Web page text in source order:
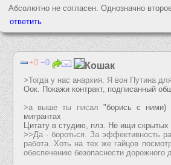
Абсолютно не согласен. Однозначно
0 0 Кошак
>Тогда у нас анархия. Я вон Путина
Оок. Покажи контракт, подписанный
>а выше ты писал "борись с ними)
мигрантах
Цитату в студию, плз. Не ищи скрытых
>>Да - бороться. За эффективность
работа. Хоть на тех же гайцов
обеспечению безопасности дорожного